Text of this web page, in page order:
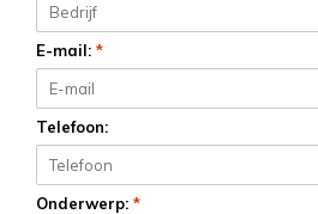
E-mail: *
Telefoon:
Onderwerp: *